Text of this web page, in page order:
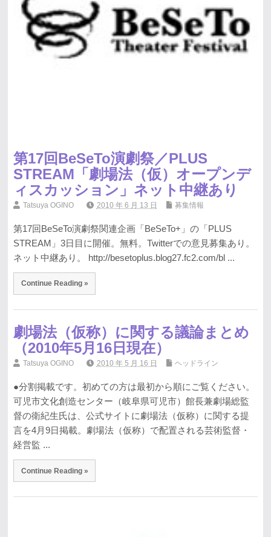
第17回BeSeTo演劇祭／PLUS
STREAM「劇場法（仮）オープンデ
ィスカッション」ネット中継あり
Tatsuya OGINO 2010 年 6 月 13 日 募集情報
第17回BeSeTo演劇祭関連企画「BeSeTo+」の「PLUS
STREAM」3日目に開催。無料。Twitterでの意見募集あり。
ネット中継あり。 http://besetoplus.blog27.fc2.com/bl ...
Continue Reading »
劇場法（仮称）に関する議論まとめ
（2010年5月16日現在）
Tatsuya OGINO 2010 年 5 月 16 日 ヘッドライン
●分割掲載です。初めての方は最初から順にご覧ください。
可児市文化創造センター（岐阜県可児市）館長兼劇場総監
督の衛紀生氏は、公式サイトに劇場法（仮称）に関する提
言を4月9日掲載。劇場法（仮称）で配置される芸術監督・
経営監 ...
Continue Reading »